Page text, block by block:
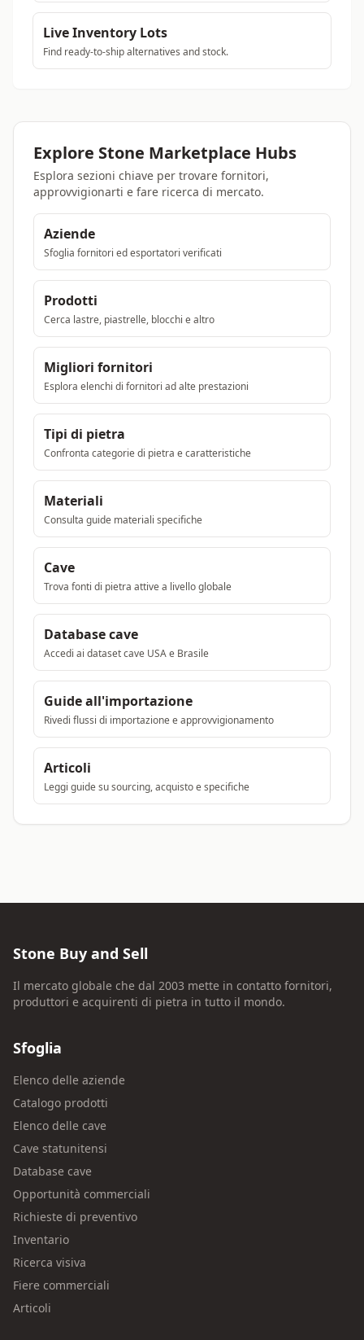
Live Inventory Lots
Find ready-to-ship alternatives and stock.
Explore Stone Marketplace Hubs
Esplora sezioni chiave per trovare fornitori,
approvvigionarti e fare ricerca di mercato.
Aziende
Sfoglia fornitori ed esportatori verificati
Prodotti
Cerca lastre, piastrelle, blocchi e altro
Migliori fornitori
Esplora elenchi di fornitori ad alte prestazioni
Tipi di pietra
Confronta categorie di pietra e caratteristiche
Materiali
Consulta guide materiali specifiche
Cave
Trova fonti di pietra attive a livello globale
Database cave
Accedi ai dataset cave USA e Brasile
Guide all'importazione
Rivedi flussi di importazione e approvvigionamento
Articoli
Leggi guide su sourcing, acquisto e specifiche
Stone Buy and Sell
Il mercato globale che dal 2003 mette in contatto fornitori,
produttori e acquirenti di pietra in tutto il mondo.
Sfoglia
Elenco delle aziende
Catalogo prodotti
Elenco delle cave
Cave statunitensi
Database cave
Opportunità commerciali
Richieste di preventivo
Inventario
Ricerca visiva
Fiere commerciali
Articoli